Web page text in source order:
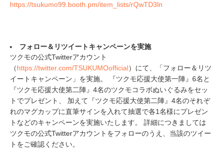
https://tsukumo99.booth.pm/item_lists/rQwTD3ln
フォロー＆リツイートキャンペーンを実施
ツクモの公式Twitterアカウント
（https://twitter.com/TSUKUMOofficial）にて、「フォロー＆リツ
イートキャンペーン」を実施。 『ツクモ応援大使第一陣』6名と
『ツクモ応援大使第二陣』4名のツクモコラボぬいぐるみをセッ
トでプレゼント、 加えて『ツクモ応援大使第二陣』4名のそれぞ
れのマグカップに直筆サインを入れて抽選で各1名様にプレゼン
トなどのキャンペーンを実施いたします。 詳細につきましては
ツクモの公式Twitterアカウントをフォローのうえ、当該のツイー
トをご確認ください。